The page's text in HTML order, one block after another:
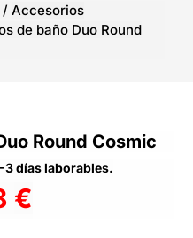
/Accesorios
de baño Duo Round
Round Cosmic
días laborables.
€